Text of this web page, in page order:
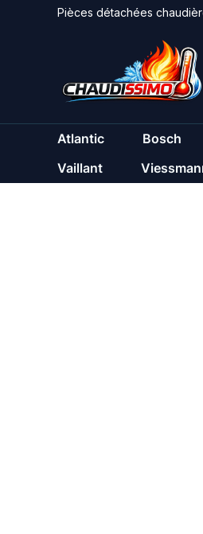
Pièces détachées
Atlantic Bosch
Vaillant